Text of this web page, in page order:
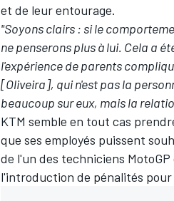
et de leur entourage.
"Soyons clairs : si le
ne penserons plus à lui. Cela a
l'expérience de parents
[Oliveira], qui n'est pas la
beaucoup sur eux, mais la
KTM semble en tout cas
que ses employés puissent
de l'un des techniciens
l'introduction de pénalités pour